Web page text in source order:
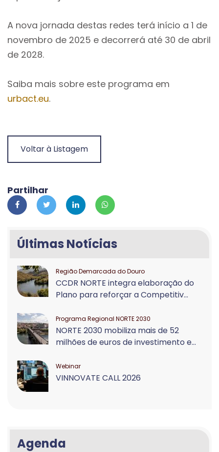
A nova jornada destas redes terá início a 1 de
novembro de 2025 e decorrerá até 30 de abril
de 2028.
Saiba mais sobre este programa em
urbact.eu.
Voltar à Listagem
Partilhar
Últimas Notícias
Região Demarcada do Douro
CCDR NORTE integra elaboração do
Plano para reforçar a Competitiv...
Programa Regional NORTE 2030
NORTE 2030 mobiliza mais de 52
milhões de euros de investimento e...
Webinar
VINNOVATE CALL 2026
Agenda